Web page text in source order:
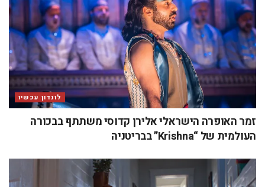
לונדון עכשיו
זמר האופרה הישראלי אלירן קדוסי משתתף בבכורה
העולמית של “Krishna” בבריטניה